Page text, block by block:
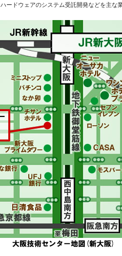
ードウェアのシステム受託開発などを主な